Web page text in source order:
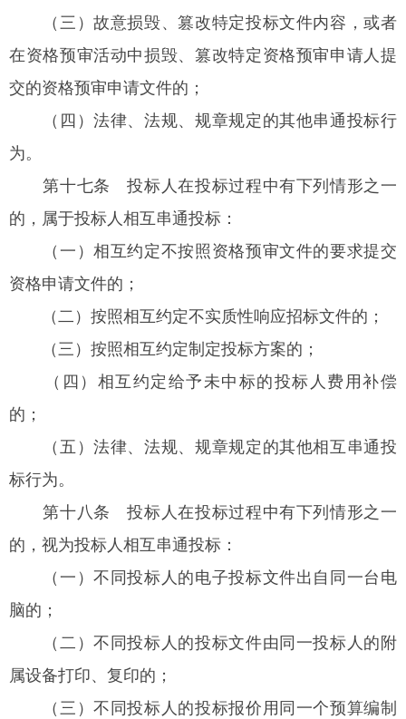
（三）故意损毁、篡改特定投标文件内容，或者
在资格预审活动中损毁、篡改特定资格预审申请人提
交的资格预审申请文件的；
（四）法律、法规、规章规定的其他串通投标行
为。
第十七条 投标人在投标过程中有下列情形之一
的，属于投标人相互串通投标：
（一）相互约定不按照资格预审文件的要求提交
资格申请文件的；
（二）按照相互约定不实质性响应招标文件的；
（三）按照相互约定制定投标方案的；
（四）相互约定给予未中标的投标人费用补偿
的；
（五）法律、法规、规章规定的其他相互串通投
标行为。
第十八条 投标人在投标过程中有下列情形之一
的，视为投标人相互串通投标：
（一）不同投标人的电子投标文件出自同一台电
脑的；
（二）不同投标人的投标文件由同一投标人的附
属设备打印、复印的；
（三）不同投标人的投标报价用同一个预算编制